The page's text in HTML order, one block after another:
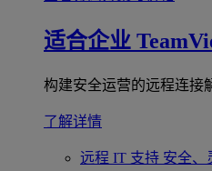
适合企业
构建安全运营的远程连接
了解详情
远程 IT 支持 安全、